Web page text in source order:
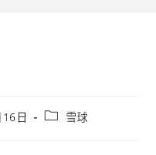
日
Post雪球